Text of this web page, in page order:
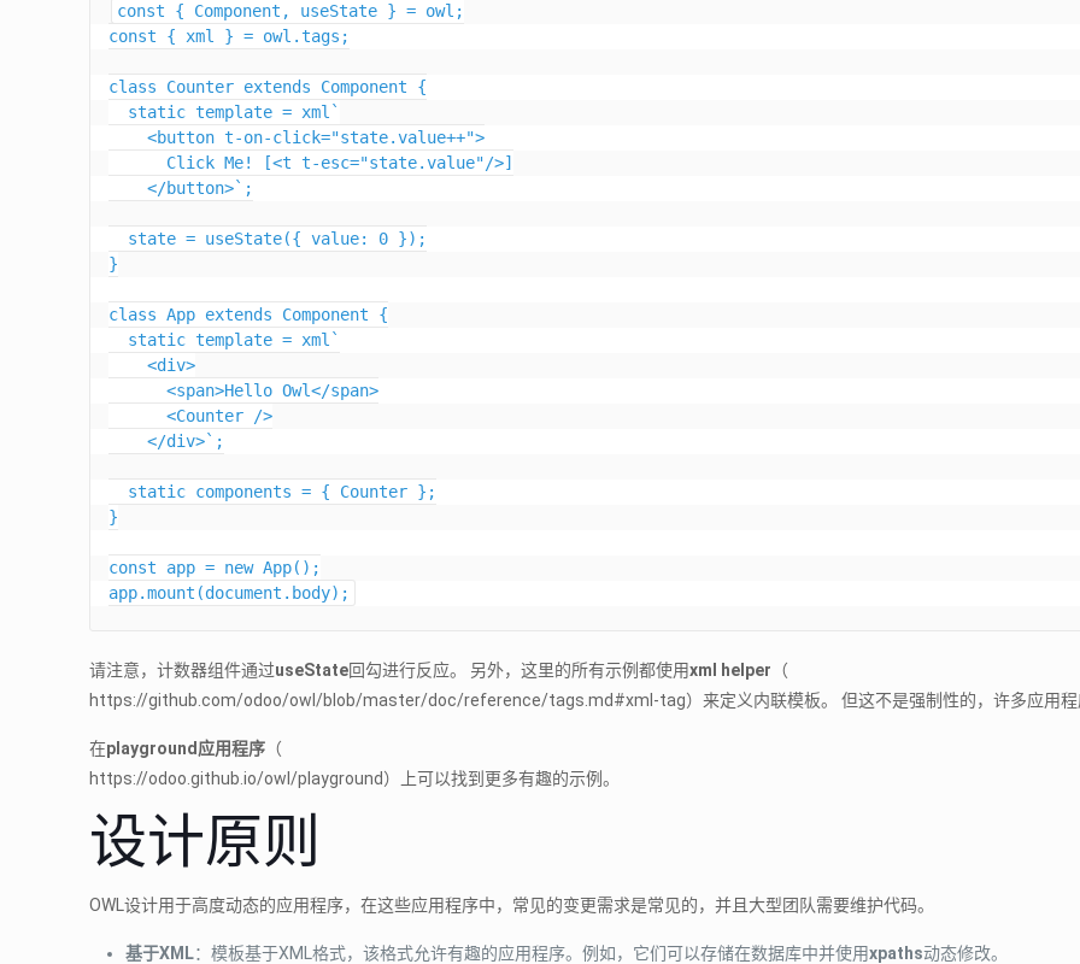
const { Component, useState } = owl;
const { xml } = owl.tags;
class Counter extends Component {
    <button t-on-click="state.value++">
    </button>`;
}
class App extends Component {
    <div>
      <span>Hello Owl</span>
      <Counter />
    </div>`;
}
const app = new App();
app.mount(document.body);
请注意，计数器组件通过useState回勾进行反应。 另外，这里的所有示例都使用xml helper （
https://github.com/odoo/owl/blob/master/doc/reference/tags.md#xml-tag）来定义内联模板。 但这不是强制性的，许多应用程
在playground应用程序 （
https://odoo.github.io/owl/playground）上可以找到更多有趣的示例。
设计原则
OWL设计用于高度动态的应用程序，在这些应用程序中，常见的变更需求是常见的，并且大型团队需要维护代码。
基于XML：模板基于XML格式，该格式允许有趣的应用程序。例如，它们可以存储在数据库中并使用xpaths动态修改。